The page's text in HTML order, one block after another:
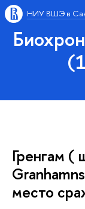
НИУ ВШЭ в
Гренгам (
место